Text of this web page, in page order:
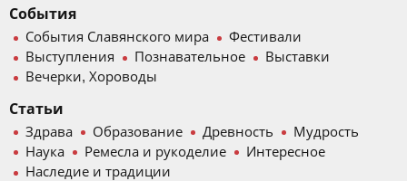
События
События Славянского мира
Фестивали
Выступления
Познавательное
Выставки
Вечерки, Хороводы
Статьи
Здрава Образование Древность
Мудрость
Наука
Ремесла и рукоделие
Интересное
Наследие и традиции